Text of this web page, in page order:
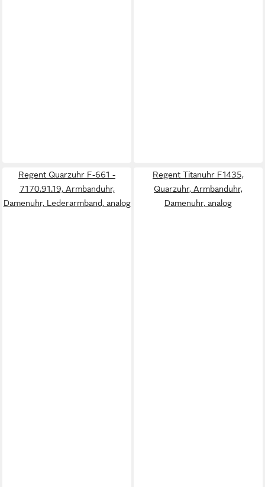
Regent Quarzuhr F-661 -
7170.91.19, Armbanduhr,
Damenuhr, Lederarmband, analog
Regent Titanuhr F1435,
Quarzuhr, Armbanduhr,
Damenuhr, analog